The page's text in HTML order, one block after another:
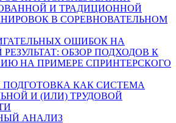
И ТРАДИЦИОННОЙ
В СОРЕВНОВАТЕЛЬНОМ
ОШИБОК НА
ОБЗОР ПОДХОДОВ К
НА ПРИМЕРЕ СПРИНТЕРСКОГО
КАК СИСТЕМА
И (ИЛИ) ТРУДОВОЙ
АНАЛИЗ